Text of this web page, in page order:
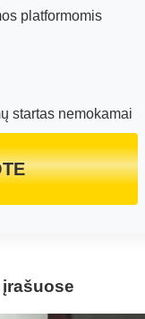
platformomis
startas nemokamai